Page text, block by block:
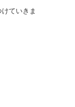
ていきま